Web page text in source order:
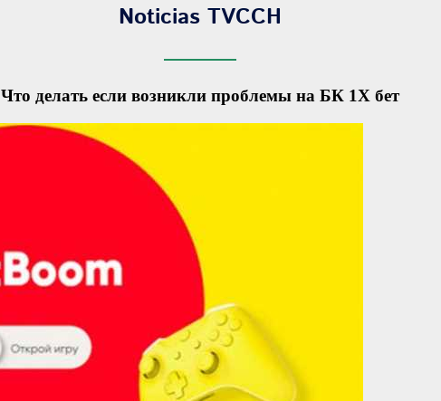
Noticias TVCCH
Что делать если возникли проблемы на БК 1X бет